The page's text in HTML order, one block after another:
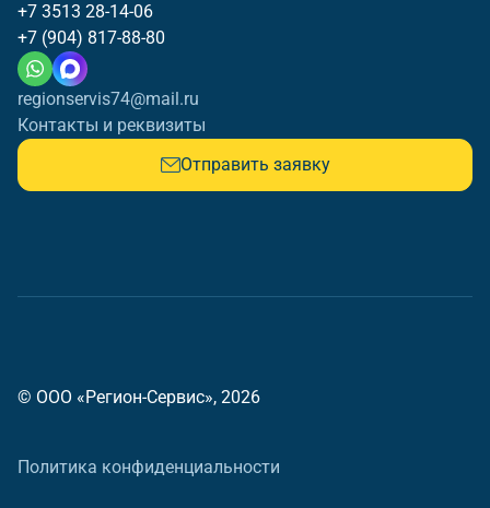
+7 3513 28-14-06
+7 (904) 817-88-80
regionservis74@mail.ru
Контакты и реквизиты
Отправить заявку
© ООО «Регион-Сервис», 2026
Политика конфиденциальности